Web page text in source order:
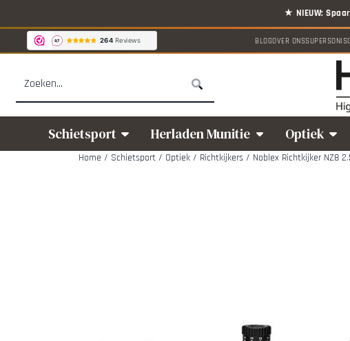
Cookievoorkeuren zijn beschikbaar. Kies instellingen of sta alle cookies toe.
BLOGOVER ONS
Schietsport Herladen Munitie Optiek
Home / Schietsport / Optiek / Richtkijkers / Noblex Richtkijker NZ8